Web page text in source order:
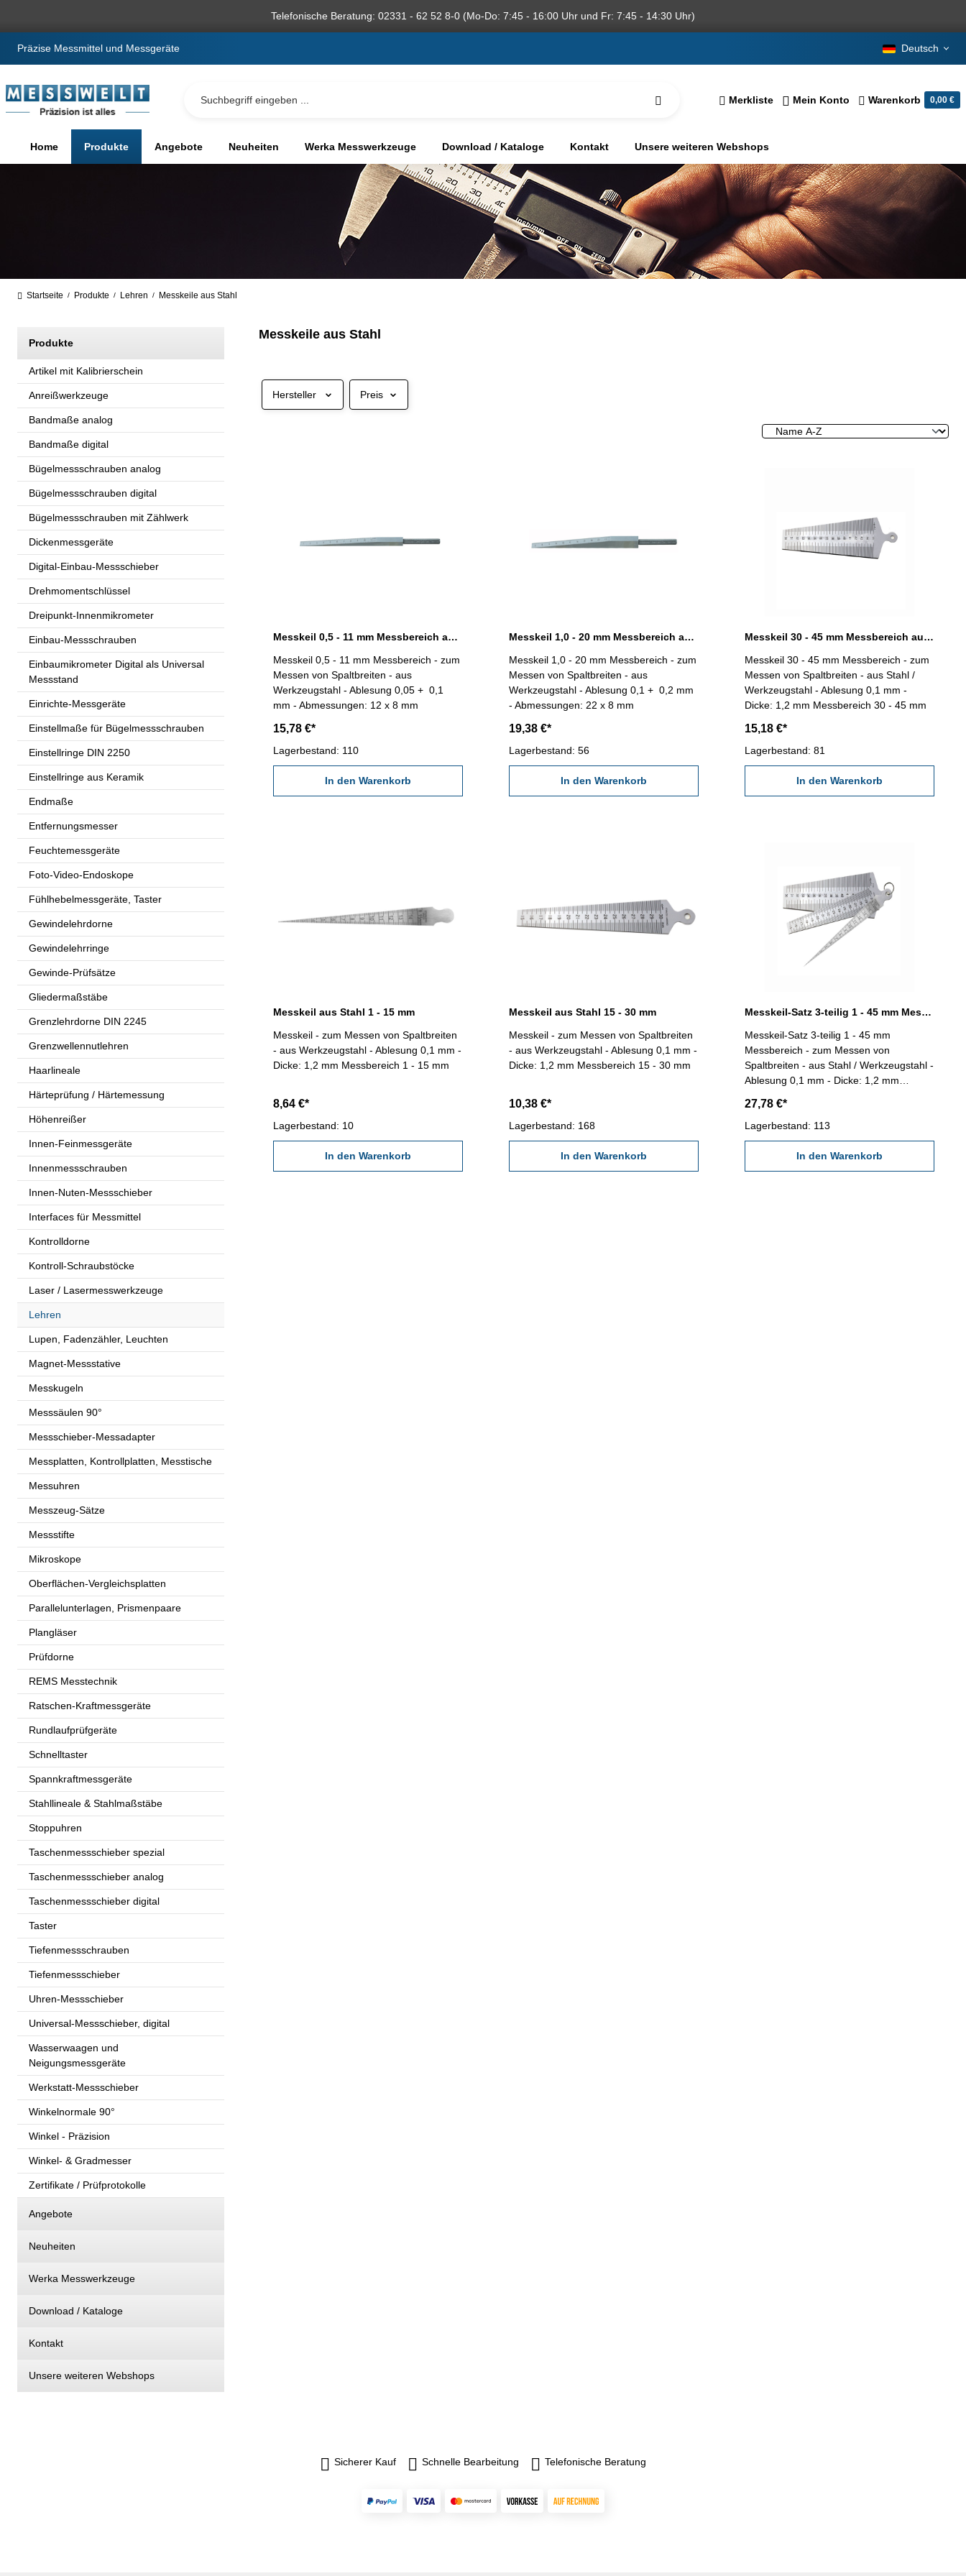
Telefonische Beratung: 02331 - 62 52 8-0 (Mo-Do: 7:45 - 16:00 Uhr und Fr: 7:45 - 14:30 Uhr)
Präzise Messmittel und Messgeräte Deutsch
Merkliste Mein Konto Warenkorb 0,00 €
Home Produkte Angebote Neuheiten Werka Messwerkzeuge Download / Kataloge Kontakt Unsere weiteren Webshops
Startseite / Produkte / Lehren / Messkeile aus Stahl
Produkte
Artikel mit Kalibrierschein
Anreißwerkzeuge
Bandmaße analog
Bandmaße digital
Bügelmessschrauben analog
Bügelmessschrauben digital
Bügelmessschrauben mit Zählwerk
Dickenmessgeräte
Digital-Einbau-Messschieber
Drehmomentschlüssel
Dreipunkt-Innenmikrometer
Einbau-Messschrauben
Einbaumikrometer Digital als Universal
Messstand
Einrichte-Messgeräte
Einstellmaße für Bügelmessschrauben
Einstellringe DIN 2250
Einstellringe aus Keramik
Endmaße
Entfernungsmesser
Feuchtemessgeräte
Foto-Video-Endoskope
Fühlhebelmessgeräte, Taster
Gewindelehrdorne
Gewindelehrringe
Gewinde-Prüfsätze
Gliedermaßstäbe
Grenzlehrdorne DIN 2245
Grenzwellennutlehren
Haarlineale
Härteprüfung / Härtemessung
Höhenreißer
Innen-Feinmessgeräte
Innenmessschrauben
Innen-Nuten-Messschieber
Interfaces für Messmittel
Kontrolldorne
Kontroll-Schraubstöcke
Laser / Lasermesswerkzeuge
Lehren
Lupen, Fadenzähler, Leuchten
Magnet-Messstative
Messkugeln
Messsäulen 90°
Messschieber-Messadapter
Messplatten, Kontrollplatten, Messtische
Messuhren
Messzeug-Sätze
Messstifte
Mikroskope
Oberflächen-Vergleichsplatten
Parallelunterlagen, Prismenpaare
Plangläser
Prüfdorne
REMS Messtechnik
Ratschen-Kraftmessgeräte
Rundlaufprüfgeräte
Schnelltaster
Spannkraftmessgeräte
Stahllineale & Stahlmaßstäbe
Stoppuhren
Taschenmessschieber spezial
Taschenmessschieber analog
Taschenmessschieber digital
Taster
Tiefenmessschrauben
Tiefenmessschieber
Uhren-Messschieber
Universal-Messschieber, digital
Wasserwaagen und
Neigungsmessgeräte
Werkstatt-Messschieber
Winkelnormale 90°
Winkel - Präzision
Winkel- & Gradmesser
Zertifikate / Prüfprotokolle
Angebote
Neuheiten
Werka Messwerkzeuge
Download / Kataloge
Kontakt
Unsere weiteren Webshops
Messkeile aus Stahl
Hersteller Preis
Messkeil 0,5 - 11 mm Messbereich aus Stahl
Messkeil 0,5 - 11 mm Messbereich - zum
Messen von Spaltbreiten - aus
Werkzeugstahl - Ablesung 0,05 + 0,1
mm - Abmessungen: 12 x 8 mm
15,78 €*
Lagerbestand: 110
In den Warenkorb
Messkeil 1,0 - 20 mm Messbereich aus Stahl
Messkeil 1,0 - 20 mm Messbereich - zum
Messen von Spaltbreiten - aus
Werkzeugstahl - Ablesung 0,1 + 0,2 mm
- Abmessungen: 22 x 8 mm
19,38 €*
Lagerbestand: 56
In den Warenkorb
Messkeil 30 - 45 mm Messbereich aus Stahl
Messkeil 30 - 45 mm Messbereich - zum
Messen von Spaltbreiten - aus Stahl /
Werkzeugstahl - Ablesung 0,1 mm -
Dicke: 1,2 mm Messbereich 30 - 45 mm
15,18 €*
Lagerbestand: 81
In den Warenkorb
Messkeil aus Stahl 1 - 15 mm
Messkeil - zum Messen von Spaltbreiten
- aus Werkzeugstahl - Ablesung 0,1 mm -
Dicke: 1,2 mm Messbereich 1 - 15 mm
8,64 €*
Lagerbestand: 10
In den Warenkorb
Messkeil aus Stahl 15 - 30 mm
Messkeil - zum Messen von Spaltbreiten
- aus Werkzeugstahl - Ablesung 0,1 mm -
Dicke: 1,2 mm Messbereich 15 - 30 mm
10,38 €*
Lagerbestand: 168
In den Warenkorb
Messkeil-Satz 3-teilig 1 - 45 mm Messbereich aus Stahl
Messkeil-Satz 3-teilig 1 - 45 mm
Messbereich - zum Messen von
Spaltbreiten - aus Stahl / Werkzeugstahl -
Ablesung 0,1 mm - Dicke: 1,2 mm
27,78 €*
Lagerbestand: 113
In den Warenkorb
Sicherer Kauf Schnelle Bearbeitung Telefonische Beratung